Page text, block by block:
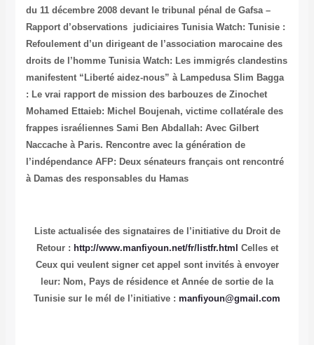
du 11 décembre 2008 devant le tribunal pénal de Gafsa –
Rapport d’observations judiciaires Tunisia Watch: Tunisie :
Refoulement d’un dirigeant de l’association marocaine des
droits de l’hommeTunisia Watch: Les immigrés clandestins
manifestent “Liberté aidez-nous” à Lampedusa Slim Bagga
: Le vrai rapport de mission des barbouzes de Zinochet
Mohamed Ettaieb: Michel Boujenah, victime collatérale des
frappes israéliennes Sami Ben Abdallah: Avec Gilbert
Naccache à Paris. Rencontre avec la génération de
l’indépendanceAFP: Deux sénateurs français ont rencontré
à Damas des responsables du Hamas
Liste actualisée des signataires de l’initiative du Droit de
Retour : http://www.manfiyoun.net/fr/listfr.html Celles et
Ceux qui veulent signer cet appel sont invités à envoyer
leur: Nom, Pays de résidence et Année de sortie de la
Tunisie sur le mél de l’initiative : manfiyoun@gmail.com